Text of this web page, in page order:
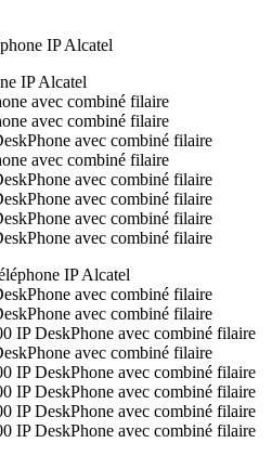
IP Alcatel